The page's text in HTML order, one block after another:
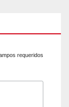
requeridos